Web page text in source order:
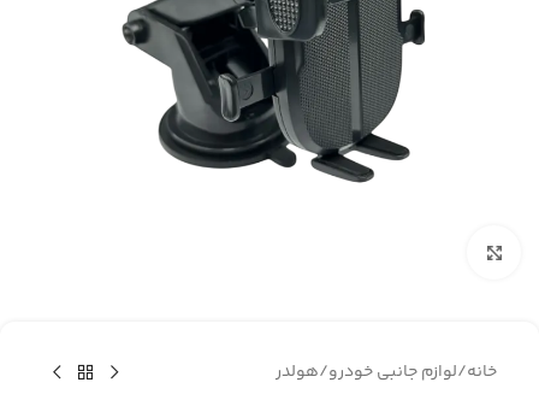
خانه/لوازم جانبی خودرو/هولدر